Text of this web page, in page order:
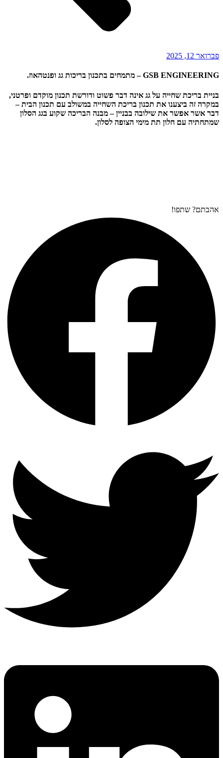
פברואר 12, 2025
GSB ENGINEERING – מתמחים בתכנון בריכות גג ופנטהאוז.
בניית בריכת שחייה על גג אינה דבר פשוט ודורשת תכנון מוקדם ופרטני,
במקרה זה ביצענו את תכנון בריכת השחייה במשולב עם תכנון הבית –
דבר אשר אפשר את שילובה בבניין – מבנה הבריכה שקוע בגג הסלון
שמתחתיה עם חלון תת מימי הצופה לסלון.
אהבתם? שתפו!